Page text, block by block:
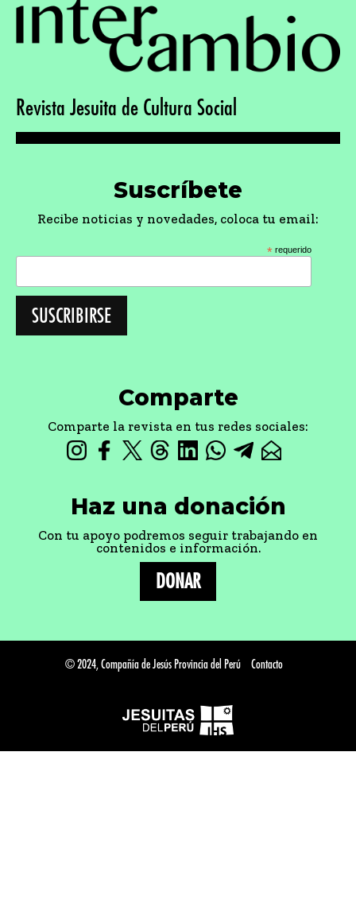
Revista Jesuita de Cultura Social
Suscríbete
Recibe noticias y novedades, coloca tu email:
* requerido
Comparte
Comparte la revista en tus redes sociales:
Haz una donación
Con tu apoyo podremos seguir trabajando en
contenidos e información.
DONAR
© 2024, Compañía de Jesús Provincia del Perú Contacto